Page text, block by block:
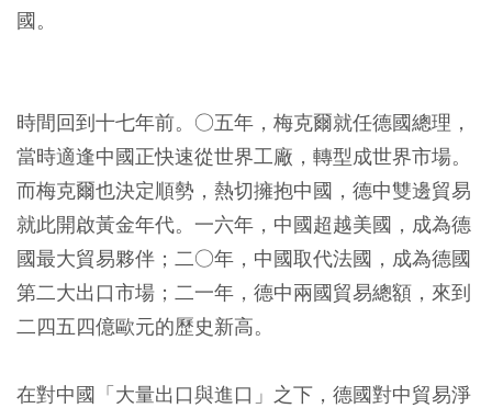
國。
時間回到十七年前。○五年，梅克爾就任德國總理，
當時適逢中國正快速從世界工廠，轉型成世界市場。
而梅克爾也決定順勢，熱切擁抱中國，德中雙邊貿易
就此開啟黃金年代。一六年，中國超越美國，成為德
國最大貿易夥伴；二○年，中國取代法國，成為德國
第二大出口市場；二一年，德中兩國貿易總額，來到
二四五四億歐元的歷史新高。
在對中國「大量出口與進口」之下，德國對中貿易淨